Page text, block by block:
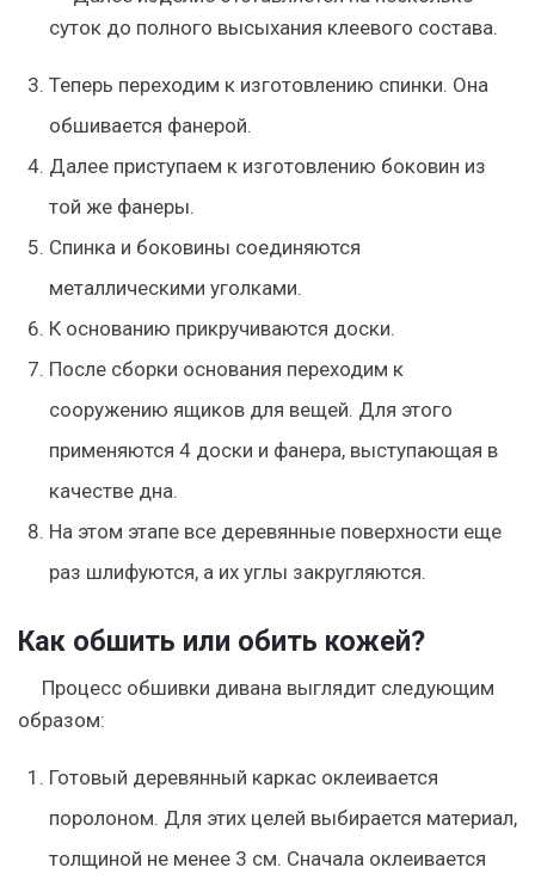
суток до полного высыхания клеевого состава.
Теперь переходим к изготовлению спинки. Она
обшивается фанерой.
Далее приступаем к изготовлению боковин из
той же фанеры.
Спинка и боковины соединяются
металлическими уголками.
К основанию прикручиваются доски.
После сборки основания переходим к
сооружению ящиков для вещей. Для этого
применяются 4 доски и фанера, выступающая в
качестве дна.
На этом этапе все деревянные поверхности еще
раз шлифуются, а их углы закругляются.
Как обшить или обить кожей?
Процесс обшивки дивана выглядит следующим
образом:
Готовый деревянный каркас оклеивается
поролоном. Для этих целей выбирается материал,
толщиной не менее 3 см. Сначала оклеивается